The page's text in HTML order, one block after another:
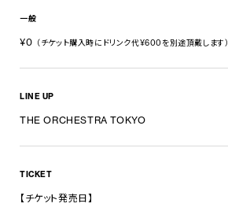
一般
¥0 （チケット購入時にドリンク代¥600を別途頂戴します）
LINE UP
THE ORCHESTRA TOKYO
TICKET
【チケット発売日】